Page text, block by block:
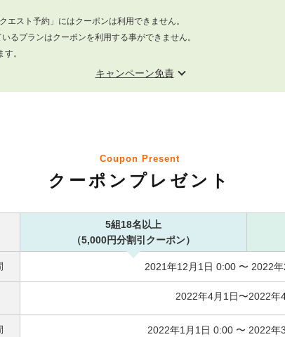
スト予約」にはクーポンは利用できません。
るプランはクーポンを利用する事ができません。
。
キャンペーン免責
Coupon Present
クーポンプレゼント
5組18名以上
（5,000円分割引クーポン）
2021年12月1日 0:00 〜 2022
2022年4月1日〜2022年
2022年1月1日 0:00 〜 2022年